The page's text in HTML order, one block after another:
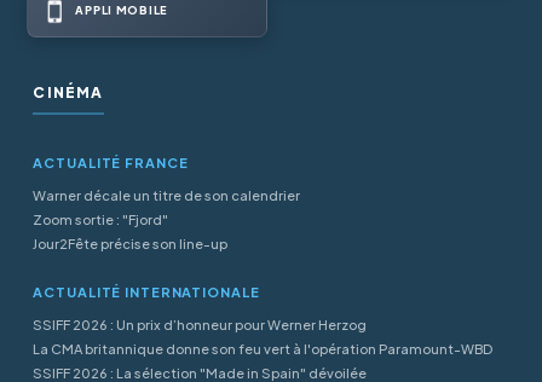
APPLI MOBILE
CINÉMA
ACTUALITÉ FRANCE
Warner décale un titre de son calendrier
Zoom sortie : "Fjord"
Jour2Fête précise son line-up
ACTUALITÉ INTERNATIONALE
SSIFF 2026 : Un prix d’honneur pour Werner Herzog
La CMA britannique donne son feu vert à l'opération Paramount-WBD
SSIFF 2026 : La sélection "Made in Spain" dévoilée